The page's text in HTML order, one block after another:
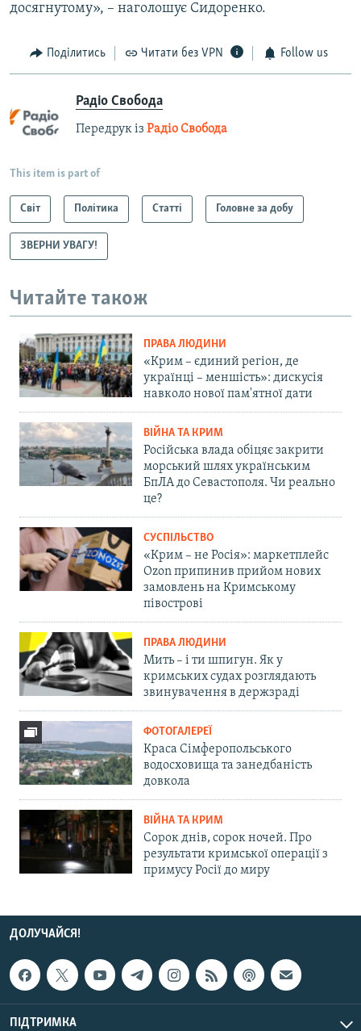
досягнутому», – наголошує Сидоренко.
Поділитись Читати без VPN Follow us
Радіо Свобода
Передрук із Радіо Свобода
This item is part of
Світ Політика Статті Головне за добу
ЗВЕРНИ УВАГУ!
Читайте також
ПРАВА ЛЮДИНИ
«Крим – єдиний регіон, де
українці – меншість»: дискусія
навколо нової пам'ятної дати
ВІЙНА ТА КРИМ
Російська влада обіцяє закрити
морський шлях українським
БпЛА до Севастополя. Чи реально
це?
СУСПІЛЬСТВО
«Крим – не Росія»: маркетплейс
Ozon припинив прийом нових
замовлень на Кримському
півострові
ПРАВА ЛЮДИНИ
Мить – і ти шпигун. Як у
кримських судах розглядають
звинувачення в держзраді
ФОТОГАЛЕРЕЇ
Краса Сімферопольського
водосховища та занедбаність
довкола
ВІЙНА ТА КРИМ
Сорок днів, сорок ночей. Про
результати кримської операції з
примусу Росії до миру
ДОЛУЧАЙСЯ!
ПІДТРИМКА